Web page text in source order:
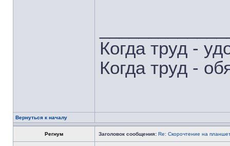
Когда труд -
Когда труд -
Вернуться к началу
Регнум Заголовок сообщения: Re: Скорочтение на